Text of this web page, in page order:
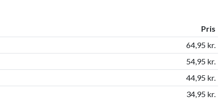
Pris
64,95 kr.
54,95 kr.
44,95 kr.
34,95 kr.